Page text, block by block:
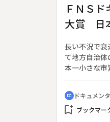
ＦＮＳ
大賞 日
選択～
長い不況で衰
て地方自治体
本一小さな市
す。小さいと
市では最大の
馬場の終焉が
蒙る厩舎関係
cinematic_blur ドキュメン
bookmark_add ブックマー